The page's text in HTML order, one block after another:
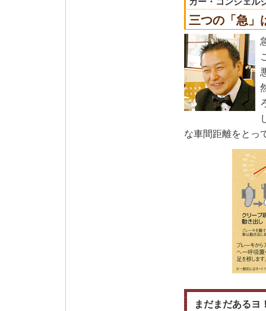
カー・コンシェル
三つの「急」
な車間距離をとっ
まだまだあるヨ